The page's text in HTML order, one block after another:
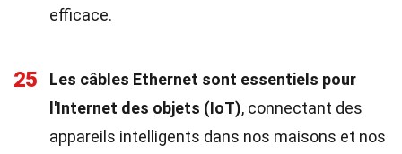
efficace.
25
Les câbles Ethernet sont essentiels pour
l'Internet des objets (IoT), connectant des
appareils intelligents dans nos maisons et nos